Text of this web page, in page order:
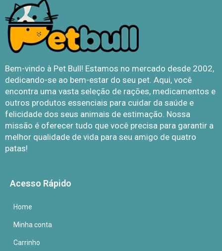
Bem-vindo à Pet Bull! Estamos no mercado desde 2002,
dedicando-se ao bem-estar do seu pet. Aqui, você
encontra uma vasta seleção de rações, medicamentos e
outros produtos essenciais para cuidar da saúde e
felicidade dos seus animais de estimação. Nossa
missão é oferecer tudo que você precisa para garantir a
melhor qualidade de vida para seu amigo de quatro
patas!
Acesso Rápido
Home
Minha conta
Carrinho